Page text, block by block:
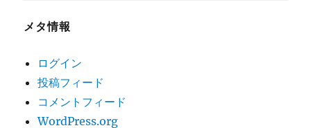
メタ情報
ログイン
投稿フィード
コメントフィード
WordPress.org